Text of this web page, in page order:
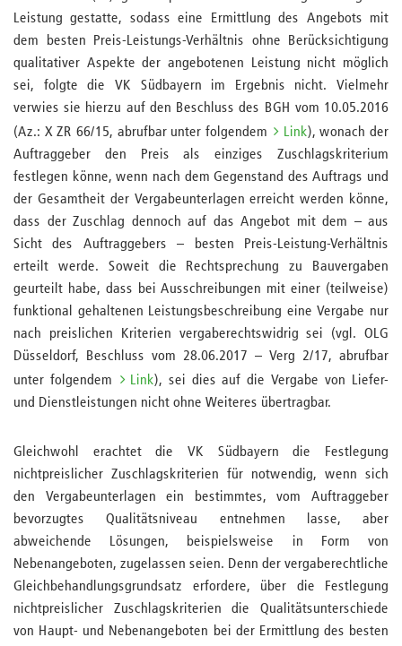
Leistung gestatte, sodass eine Ermittlung des Angebots mit
dem besten Preis-Leistungs-Verhältnis ohne Berücksichtigung
qualitativer Aspekte der angebotenen Leistung nicht möglich
sei, folgte die VK Südbayern im Ergebnis nicht. Vielmehr
verwies sie hierzu auf den Beschluss des BGH vom 10.05.2016
(Az.: X ZR 66/15, abrufbar unter folgendem
Link), wonach der
Auftraggeber den Preis als einziges Zuschlagskriterium
festlegen könne, wenn nach dem Gegenstand des Auftrags und
der Gesamtheit der Vergabeunterlagen erreicht werden könne,
dass der Zuschlag dennoch auf das Angebot mit dem – aus
Sicht des Auftraggebers – besten Preis-Leistung-Verhältnis
erteilt werde. Soweit die Rechtsprechung zu Bauvergaben
geurteilt habe, dass bei Ausschreibungen mit einer (teilweise)
funktional gehaltenen Leistungsbeschreibung eine Vergabe nur
nach preislichen Kriterien vergaberechtswidrig sei (vgl. OLG
Düsseldorf, Beschluss vom 28.06.2017 – Verg 2/17, abrufbar
unter folgendem
Link), sei dies auf die Vergabe von Liefer-
und Dienstleistungen nicht ohne Weiteres übertragbar.
Gleichwohl erachtet die VK Südbayern die Festlegung
nichtpreislicher Zuschlagskriterien für notwendig, wenn sich
den Vergabeunterlagen ein bestimmtes, vom Auftraggeber
bevorzugtes Qualitätsniveau entnehmen lasse, aber
abweichende Lösungen, beispielsweise in Form von
Nebenangeboten, zugelassen seien. Denn der vergaberechtliche
Gleichbehandlungsgrundsatz erfordere, über die Festlegung
nichtpreislicher Zuschlagskriterien die Qualitätsunterschiede
von Haupt- und Nebenangeboten bei der Ermittlung des besten